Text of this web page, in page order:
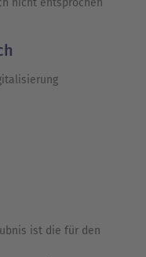
nicht entsprochen
ist die für den